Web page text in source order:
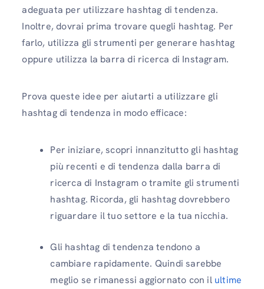
adeguata per utilizzare hashtag di tendenza.
Inoltre, dovrai prima trovare quegli hashtag. Per
farlo, utilizza gli strumenti per generare hashtag
oppure utilizza la barra di ricerca di Instagram.
Prova queste idee per aiutarti a utilizzare gli
hashtag di tendenza in modo efficace:
Per iniziare, scopri innanzitutto gli hashtag
più recenti e di tendenza dalla barra di
ricerca di Instagram o tramite gli strumenti
hashtag. Ricorda, gli hashtag dovrebbero
riguardare il tuo settore e la tua nicchia.
Gli hashtag di tendenza tendono a
cambiare rapidamente. Quindi sarebbe
meglio se rimanessi aggiornato con il ultime